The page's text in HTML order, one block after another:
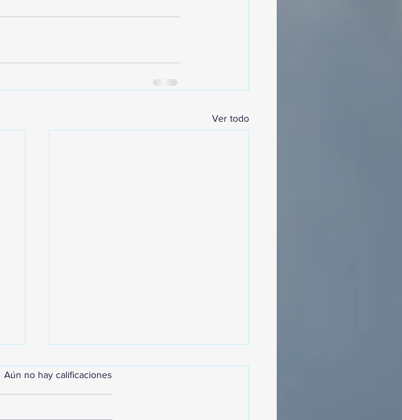
Ver todo
estrellas.
Aún no hay calificaciones